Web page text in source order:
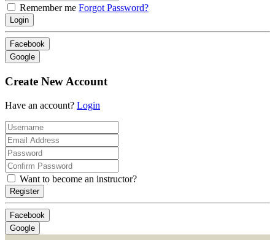
Remember me Forgot Password?
Login
Facebook
Google
Create New Account
Have an account? Login
Want to become an instructor?
Register
Facebook
Google